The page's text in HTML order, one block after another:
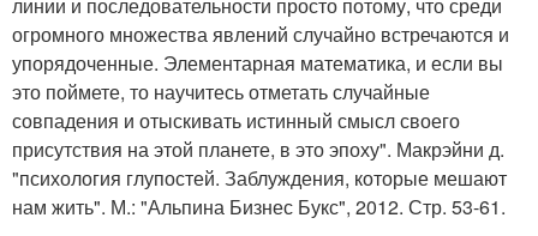
огромного множества явлений случайно встречаются и
упорядоченные. Элементарная математика, и если вы
это поймете, то научитесь отметать случайные
совпадения и отыскивать истинный смысл своего
присутствия на этой планете, в это эпоху". Макрэйни д.
"психология глупостей. Заблуждения, которые мешают
нам жить". М.: "Альпина Бизнес Букс", 2012. Стр. 53-61.